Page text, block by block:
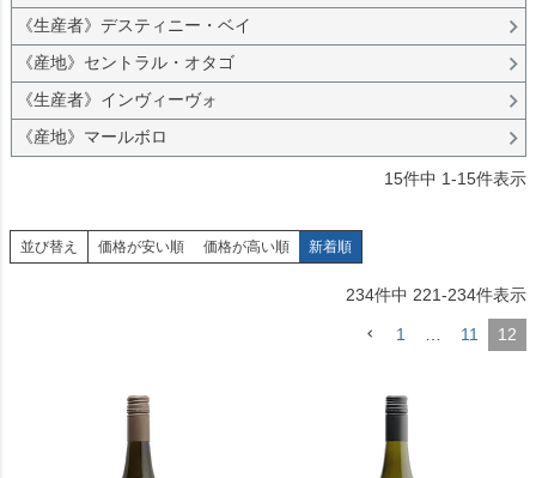
《生産者》デスティニー・ベイ
《産地》セントラル・オタゴ
《生産者》インヴィーヴォ
《産地》マールボロ
15件中 1-15件表示
並び替え 価格が安い順 価格が高い順 新着順
234件中 221-234件表示
1 11 12